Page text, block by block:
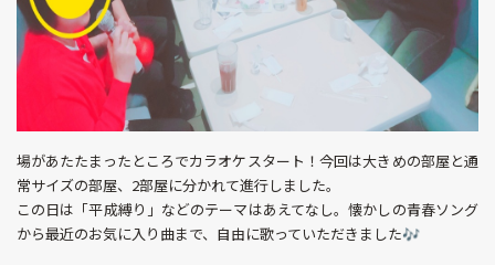
場があたたまったところでカラオケスタート！今回は大きめの部屋と通
常サイズの部屋、2部屋に分かれて進行しました。
この日は「平成縛り」などのテーマはあえてなし。懐かしの青春ソング
から最近のお気に入り曲まで、自由に歌っていただきました🎶